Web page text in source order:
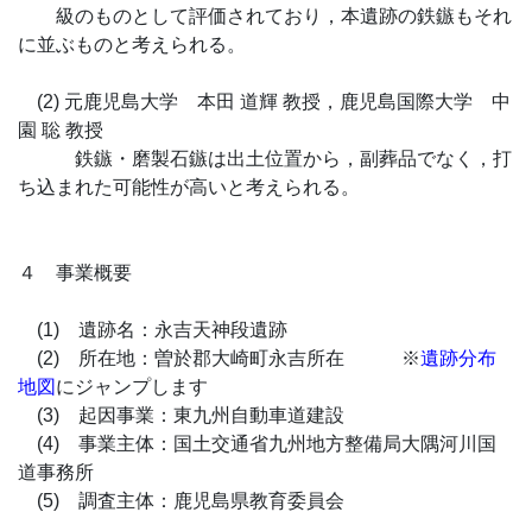
級のものとして評価されており，本遺跡の鉄鏃もそれ
に並ぶものと考えられる。
(2) 元鹿児島大学 本田 道輝 教授，鹿児島国際大学 中
園 聡 教授
鉄鏃・磨製石鏃は出土位置から，副葬品でなく，打
ち込まれた可能性が高いと考えられる。
４ 事業概要
(1) 遺跡名：永吉天神段遺跡
(2) 所在地：曽於郡大崎町永吉所在 ※遺跡分布
地図 にジャンプします
(3) 起因事業：東九州自動車道建設
(4) 事業主体：国土交通省九州地方整備局大隅河川国
道事務所
(5) 調査主体：鹿児島県教育委員会